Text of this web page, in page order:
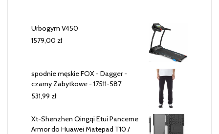
Urbogym V450
1579,00 zł
spodnie męskie FOX - Dagger -
czarny Zabytkowe - 17511-587
531,99 zł
Xt-Shenzhen Qingqi Etui Pancerne
Armor do Huawei Matepad T10 /